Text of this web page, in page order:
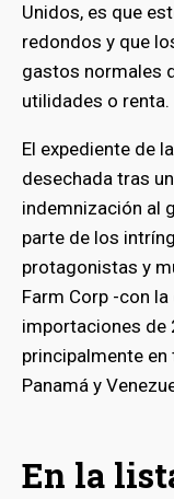
Unidos, es que
redondos y que
gastos normales
utilidades o renta.
El expediente de
desechada tras
indemnización al
parte de los
protagonistas y
Farm Corp -con
importaciones de
principalmente
Panamá y
En la